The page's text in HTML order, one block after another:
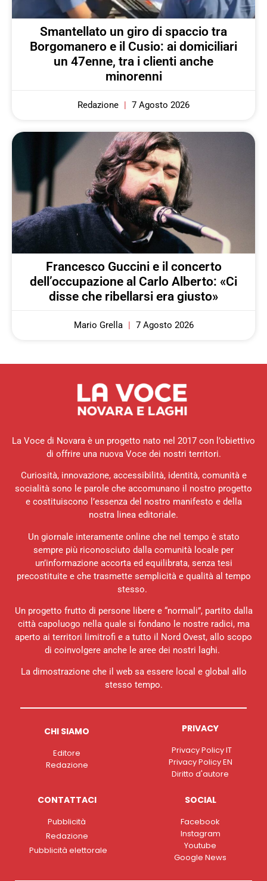
Smantellato un giro di spaccio tra
Borgomanero e il Cusio: ai domiciliari
un 47enne, tra i clienti anche
minorenni
Redazione 7 Agosto 2026
Francesco Guccini e il concerto
dell’occupazione al Carlo Alberto: «Ci
disse che ribellarsi era giusto»
Mario Grella 7 Agosto 2026
La Voce di Novara è un progetto nato nel 2017 con l’obiettivo
di offrire una nuova Voce dei nostri territori.
Curiosità, innovazione, accessibilità, identità, comunità e
socialità sono le parole che accomunano il nostro progetto
e costituiscono l’essenza del nostro manifesto e della
nostra linea editoriale.
Un giornale interamente online che nel tempo è stato
sempre più riconosciuto dalla comunità locale per
un’informazione accorta ed equilibrata, senza tesi
precostituite e che trasmette semplicità e qualità al tempo
stesso.
Un progetto frutto di persone libere e “normali”, partito dalla
città capoluogo nella quale si fondano le nostre radici, ma
aperto ai territori limitrofi e a tutto il Nord Ovest, allo scopo
di coinvolgere anche le aree dei nostri laghi.
La dimostrazione che il web sa essere local e global allo
stesso tempo.
CHI SIAMO
Editore
Redazione
PRIVACY
Privacy Policy IT
Privacy Policy EN
Diritto d'autore
CONTATTACI
Pubblicità
Redazione
Pubblicità elettorale
SOCIAL
Facebook
Instagram
Youtube
Google News